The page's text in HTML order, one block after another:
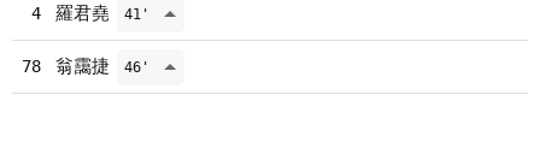
4 羅君堯 41'
78 翁靄捷 46'